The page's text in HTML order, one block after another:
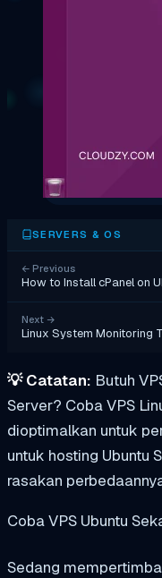
SERVERS & OS
← Previous
How to Install cPanel on
Next →
Linux System Monitoring
💡Catatan: Butuh
Server? Coba VPS
dioptimalkan untuk
untuk hosting Ubuntu
rasakan
Coba VPS Ubuntu
Sedang